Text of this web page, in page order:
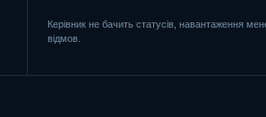
Керівник не бачить статусів, навантаження
відмов.